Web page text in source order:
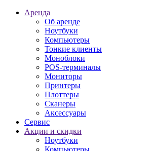
Аренда
Об аренде
Ноутбуки
Компьютеры
Тонкие клиенты
Моноблоки
POS-терминалы
Мониторы
Принтеры
Плоттеры
Сканеры
Аксессуары
Сервис
Акции и скидки
Ноутбуки
Компьютеры